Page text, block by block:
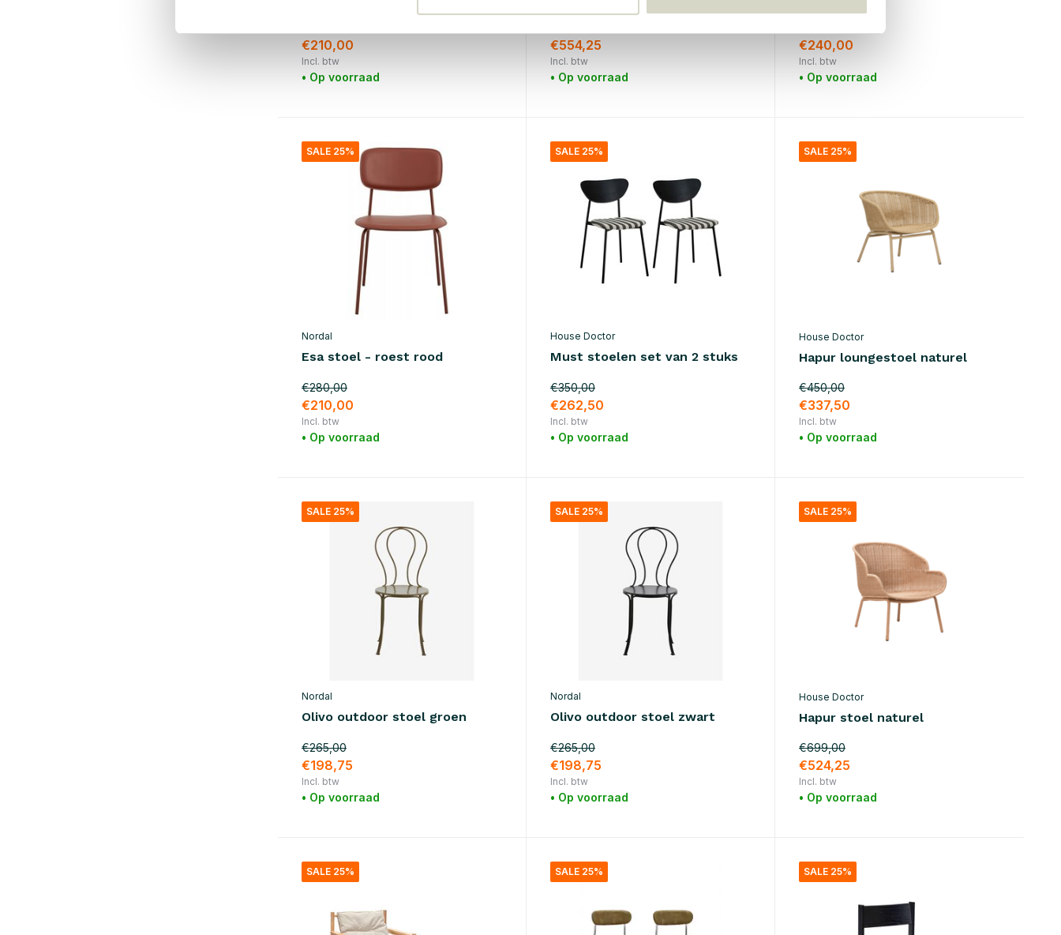
€210,00
Incl. btw
• Op voorraad
€554,25
Incl. btw
• Op voorraad
€240,00
Incl. btw
• Op voorraad
SALE 25%
Nordal
Esa stoel - roest rood
€280,00
€210,00
Incl. btw
• Op voorraad
SALE 25%
House Doctor
Must stoelen set van 2 stuks
€350,00
€262,50
Incl. btw
• Op voorraad
SALE 25%
House Doctor
Hapur loungestoel naturel
€450,00
€337,50
Incl. btw
• Op voorraad
SALE 25%
Nordal
Olivo outdoor stoel groen
€265,00
€198,75
Incl. btw
• Op voorraad
SALE 25%
Nordal
Olivo outdoor stoel zwart
€265,00
€198,75
Incl. btw
• Op voorraad
SALE 25%
House Doctor
Hapur stoel naturel
€699,00
€524,25
Incl. btw
• Op voorraad
SALE 25% SALE 25% SALE 25%